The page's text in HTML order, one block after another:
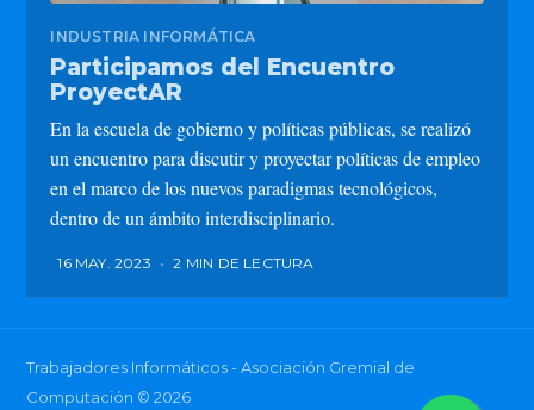
INDUSTRIA INFORMÁTICA
Participamos del Encuentro
ProyectAR
En la escuela de gobierno y políticas públicas, se realizó
un encuentro para discutir y proyectar políticas de empleo
en el marco de los nuevos paradigmas tecnológicos,
dentro de un ámbito interdisciplinario.
16 MAY. 2023 • 2 MIN DE LECTURA
Trabajadores Informáticos - Asociación Gremial de
Computación © 2026